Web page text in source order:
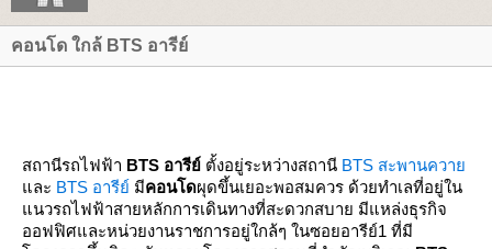
คอนโด ใกล้ BTS อารีย์
สถานีรถไฟฟ้า BTS อารีย์ ตั้งอยู่ระหว่างสถานี BTS สะพานควา
ละ BTS อารีย์ มีคอนโดผุดขึ้นเยอะพอสมควร ด้วยทำเลที่อยู่ใน
นวรถไฟฟ้าสายหลักการเดินทางที่สะดวกสบาย มีแหล่งธุรกิจ
ออฟฟิศและหน่วยงานราชการอยู่ใกล้ๆ ในซอยอารีย์1 ที่มี